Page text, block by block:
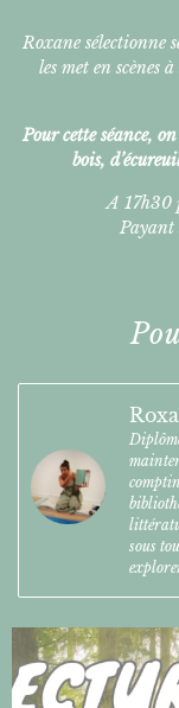
Roxane sélectionne
les met en scènes
Pour cette séance,
bois,
A 17h30
sous